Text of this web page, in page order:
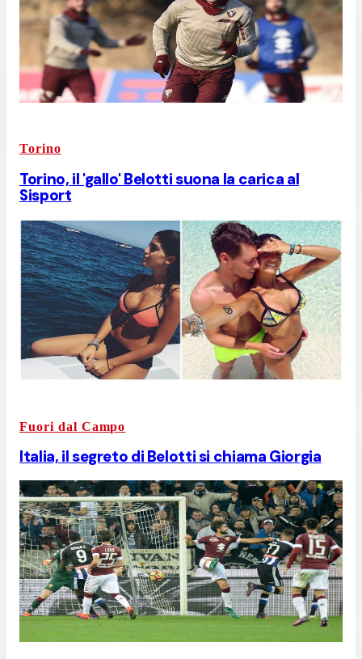
Torino
Torino, il 'gallo' Belotti suona la carica al
Sisport
Fuori dal Campo
Italia, il segreto di Belotti si chiama Giorgia